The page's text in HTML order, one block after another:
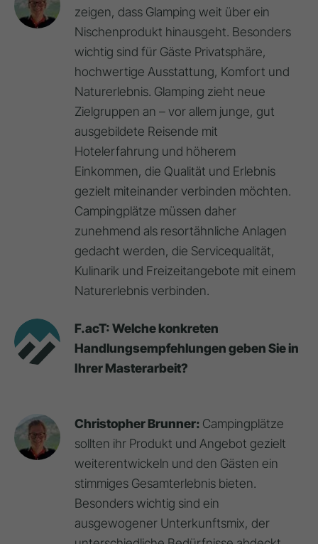
zeigen, dass Glamping weit über ein
Nischenprodukt hinausgeht. Besonders
wichtig sind für Gäste Privatsphäre,
hochwertige Ausstattung, Komfort und
Naturerlebnis. Glamping zieht neue
Zielgruppen an – vor allem junge, gut
ausgebildete Reisende mit
Hotelerfahrung und höherem
Einkommen, die Qualität und Erlebnis
gezielt miteinander verbinden möchten.
Campingplätze müssen daher
zunehmend als resortähnliche Anlagen
gedacht werden, die Servicequalität,
Kulinarik und Freizeitangebote mit einem
Naturerlebnis verbinden.
F.acT: Welche konkreten
Handlungsempfehlungen geben Sie in
Ihrer Masterarbeit?
Christopher Brunner: Campingplätze
sollten ihr Produkt und Angebot gezielt
weiterentwickeln und den Gästen ein
stimmiges Gesamterlebnis bieten.
Besonders wichtig sind ein
ausgewogener Unterkunftsmix, der